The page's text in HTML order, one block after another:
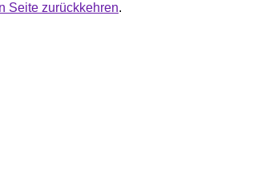
Seite zurückkehren.